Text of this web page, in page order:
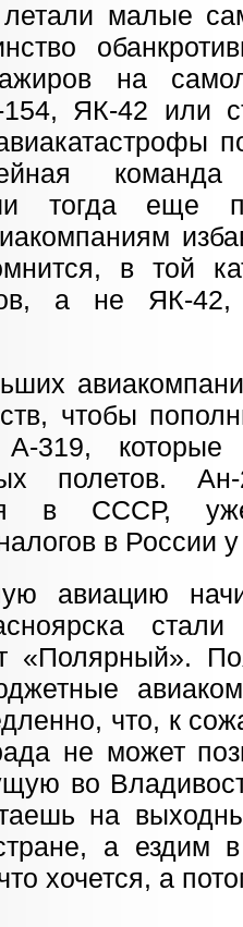
летали малые
на
154, ЯК-42 или
тогда еще
в той
а не ЯК-
чтобы
319, которые
полетов.
в СССР,
в России у
авиацию
«Полярный».
что, к
не может
во
на
а ездим
хочется, а